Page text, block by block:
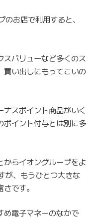
お店で利用すると、
バリューなど多くのス
買い出しにもってこいの
スポイント商品がいく
ポイント付与とは別に多
からイオングループをよ
が、もうひとつ大きな
です。
め電子マネーのなかで